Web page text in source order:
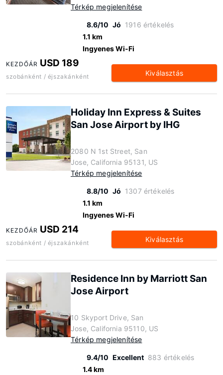
Térkép megjelenítése
8.6/10 Jó 1916 értékelés
1.1 km
Ingyenes Wi-Fi
KEZDŐÁR USD 189
szobánként / éjszakánként Kiválasztás
Holiday Inn Express & Suites
San Jose Airport by IHG
2080 N 1st Street, San
Jose, California 95131, US
Térkép megjelenítése
8.8/10 Jó 1307 értékelés
1.1 km
Ingyenes Wi-Fi
KEZDŐÁR USD 214
szobánként / éjszakánként Kiválasztás
Residence Inn by Marriott San
Jose Airport
10 Skyport Drive, San
Jose, California 95110, US
Térkép megjelenítése
9.4/10 Excellent 883 értékelés
1.4 km